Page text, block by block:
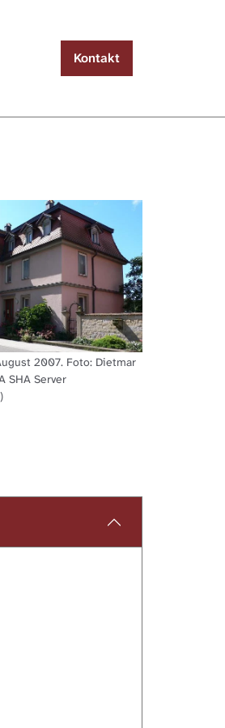
Kontakt
2007. Foto: Dietmar
SHA Server